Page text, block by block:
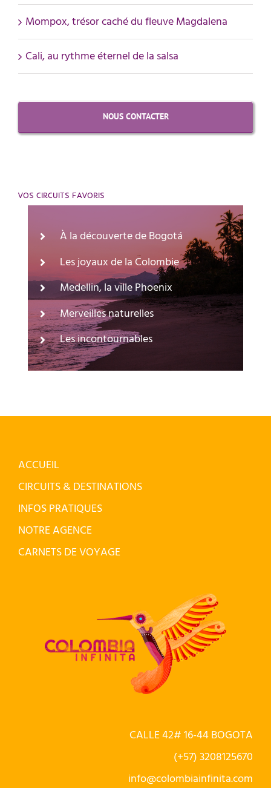
Mompox, trésor caché du fleuve Magdalena
Cali, au rythme éternel de la salsa
NOUS CONTACTER
VOS CIRCUITS FAVORIS
À la découverte de Bogotá
Les joyaux de la Colombie
Medellin, la ville Phoenix
Merveilles naturelles
Les incontournables
ACCUEIL
CIRCUITS & DESTINATIONS
INFOS PRATIQUES
NOTRE AGENCE
CARNETS DE VOYAGE
CALLE 42# 16-44 BOGOTA
(+57) 3208125670
info@colombiainfinita.com